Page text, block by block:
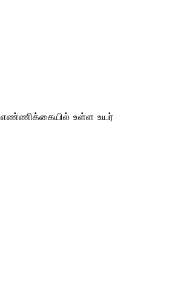
எண்ணிக்கையில் உள்ள உயர்